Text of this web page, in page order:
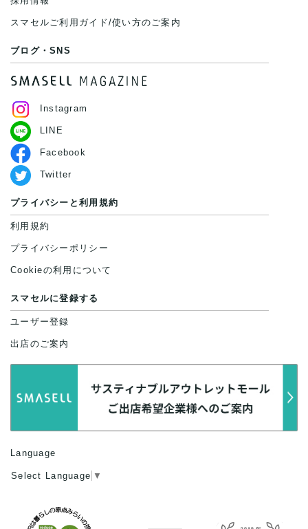
スマセルご利用ガイド/使い方のご案内
ブログ・SNS
Instagram
LINE
Facebook
Twitter
プライバシーと利用規約
利用規約
プライバシーポリシー
Cookieの利用について
スマセルに登録する
ユーザー登録
出店のご案内
Language
Select Language ▼